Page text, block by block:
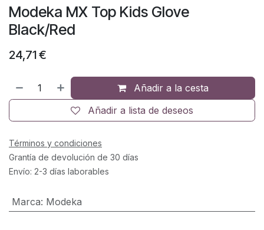
Modeka MX Top Kids Glove
Black/Red
24,71€
Añadir a la cesta
Añadir a lista de deseos
Términos y condiciones
Grantía de devolución de 30 días
Envío: 2-3 días laborables
Marca: Modeka